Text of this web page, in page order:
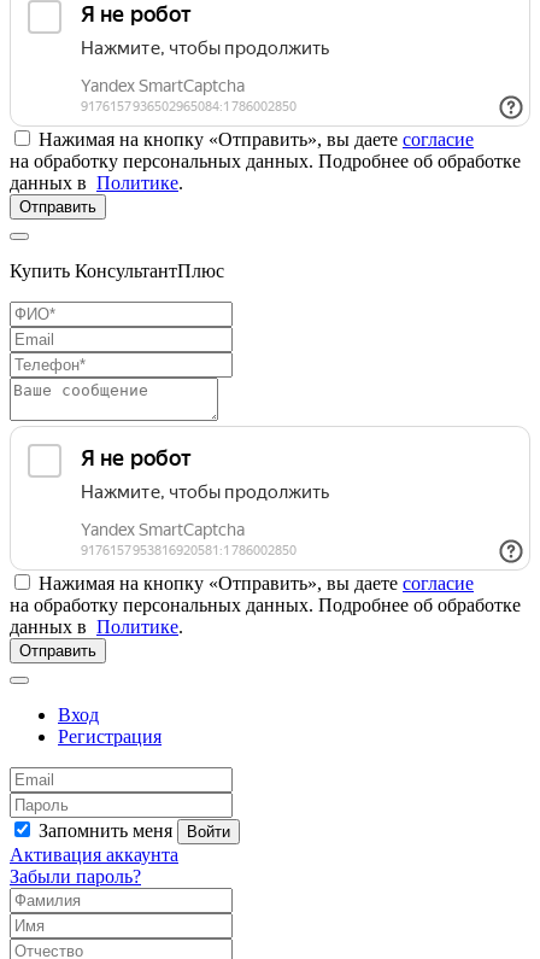
Нажимая на кнопку «Отправить», вы даете согласие
на обработку персональных данных. Подробнее об обработке
данных в Политике.
Отправить
Купить КонсультантПлюс
Нажимая на кнопку «Отправить», вы даете согласие
на обработку персональных данных. Подробнее об обработке
данных в Политике.
Отправить
Вход
Регистрация
Запомнить меня Войти
Активация аккаунта
Забыли пароль?